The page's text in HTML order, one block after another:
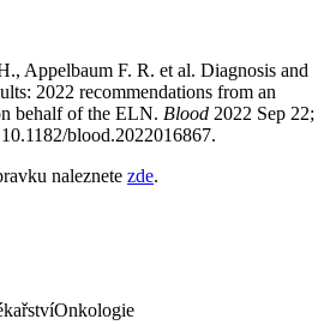
Appelbaum F. R. et al. Diagnosis and
2022 recommendations from an
behalf of the ELN. Blood 2022 Sep 22;
blood.2022016867.
naleznete zde.
Onkologie